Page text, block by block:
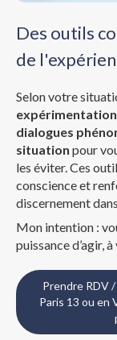
Des outils
de
Selon votre
dialogues
situation pour
les éviter. Ces
conscience et
discernement
Mon intention :
puissance d’agir,
Prendre RDV
Paris 13 ou en